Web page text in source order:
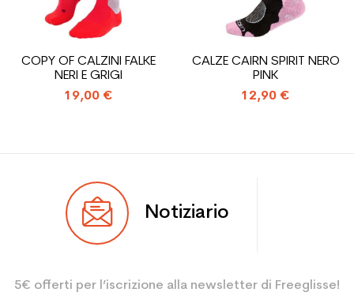
pianeta (in kg)
per il tempo libero
COPY OF CALZINI FALKE
NERI E GRIGI
19,00 €
CALZE CAIRN SPIRIT NERO
PINK
12,90 €
Notiziario
5€ offerti per l’iscrizione alla newsletter di Freeglisse!